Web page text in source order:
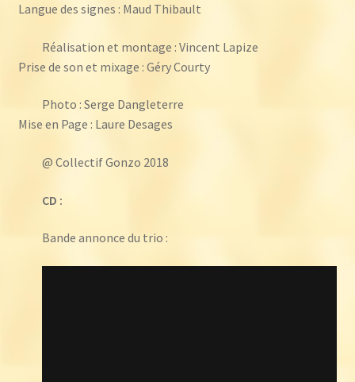
Langue des signes : Maud Thibault
Réalisation et montage : Vincent Lapize
Prise de son et mixage : Géry Courty
Photo : Serge Dangleterre
Mise en Page : Laure Desages
@ Collectif Gonzo 2018
CD :
Bande annonce du trio :